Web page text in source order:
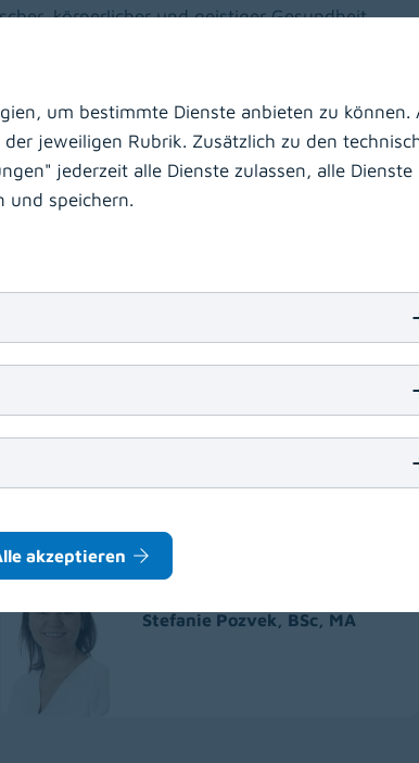
körperlicher und geistiger Gesundheit
können Gefühle, Bedürfnisse, Stimmungen,
werden. Je nach Zielsetzung und Bedarf
Die verbale Reflexion des musikalischen
sein, um das Erlebte
keiner musikalischen Vorbildung der
musikalische Begabung).
Stefanie Pozvek, BSc, MA
um bestimmte Dienste anbieten zu können.
jeweiligen Rubrik. Zusätzlich zu den
jederzeit alle Dienste zulassen, alle Dienste
und speichern.
akzeptieren